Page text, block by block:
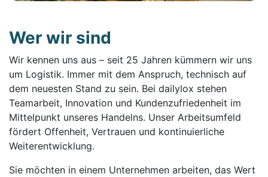
Wer wir sind
Wir kennen uns aus – seit 25 Jahren kümmern wir uns
um Logistik. Immer mit dem Anspruch, technisch auf
dem neuesten Stand zu sein. Bei dailylox stehen
Teamarbeit, Innovation und Kundenzufriedenheit im
Mittelpunkt unseres Handelns. Unser Arbeitsumfeld
fördert Offenheit, Vertrauen und kontinuierliche
Weiterentwicklung.
Sie möchten in einem Unternehmen arbeiten, das Wert